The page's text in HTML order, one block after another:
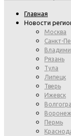
Главная
Новости
Москва
Санкт-
Рязань
Тула
Липецк
Тверь
Ижевск
Воронеж
Пермь